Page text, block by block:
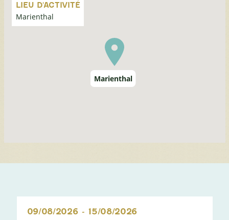
LIEU D'ACTIVITÉ
Marienthal
carte
Marienthal
09/08/2026 - 15/08/2026